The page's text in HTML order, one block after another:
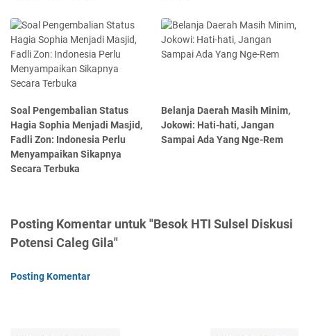
Soal Pengembalian Status
Hagia Sophia Menjadi Masjid,
Fadli Zon: Indonesia Perlu
Menyampaikan Sikapnya
Secara Terbuka
Belanja Daerah Masih Minim,
Jokowi: Hati-hati, Jangan
Sampai Ada Yang Nge-Rem
Posting Komentar untuk "Besok HTI Sulsel Diskusi
Potensi Caleg Gila"
Posting Komentar